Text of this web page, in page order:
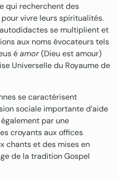
qui recherchent des
vivre leurs spiritualités.
se multiplient et
aux noms évocateurs tels
éamor(Dieu est amour)
Universelle du Royaume de
se caractérisent
sociale importante d’aide
par une
croyants aux offices
chants et des mises en
de la tradition Gospel